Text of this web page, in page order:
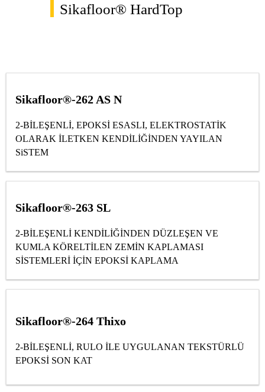
Sikafloor® HardTop
Sikafloor®-262 AS N
2-BİLEŞENLİ, EPOKSİ ESASLI, ELEKTROSTATİK
OLARAK İLETKEN KENDİLİĞİNDEN YAYILAN
SiSTEM
Sikafloor®-263 SL
2-BİLEŞENLİ KENDİLİĞİNDEN DÜZLEŞEN VE
KUMLA KÖRELTİLEN ZEMİN KAPLAMASI
SİSTEMLERİ İÇİN EPOKSİ KAPLAMA
Sikafloor®-264 Thixo
2-BİLEŞENLİ, RULO İLE UYGULANAN TEKSTÜRLÜ
EPOKSİ SON KAT